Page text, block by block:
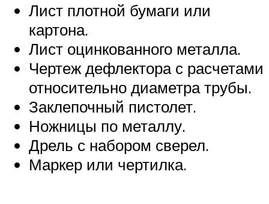
Лист плотной бумаги или
картона.
Лист оцинкованного металла.
Чертеж дефлектора с расчетами
относительно диаметра трубы.
Заклепочный пистолет.
Ножницы по металлу.
Дрель с набором сверел.
Маркер или чертилка.